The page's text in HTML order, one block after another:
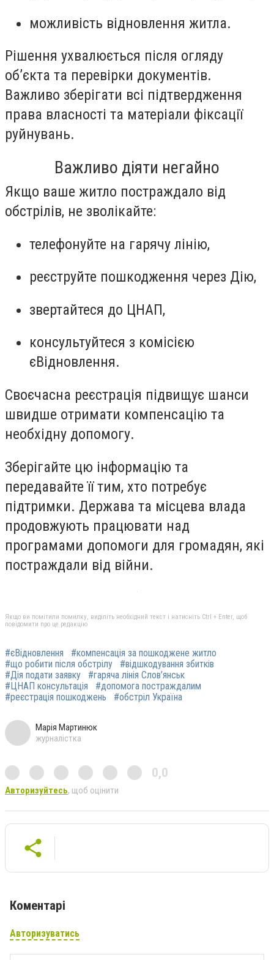
можливість відновлення житла.
Рішення ухвалюється після огляду
об’єкта та перевірки документів.
Важливо зберігати всі підтвердження
права власності та матеріали фіксації
руйнувань.
Важливо діяти негайно
Якщо ваше житло постраждало від
обстрілів, не зволікайте:
телефонуйте на гарячу лінію,
реєструйте пошкодження через Дію,
звертайтеся до ЦНАП,
консультуйтеся з комісією
єВідновлення.
Своєчасна реєстрація підвищує шанси
швидше отримати компенсацію та
необхідну допомогу.
Зберігайте цю інформацію та
передавайте її тим, хто потребує
підтримки. Держава та місцева влада
продовжують працювати над
програмами допомоги для громадян, які
постраждали від війни.
Якщо ви помітили помилку, виділіть необхідний текст і натисніть Ctrl + Enter, щоб
повідомити про це редакцію
#єВідновлення
#компенсація за пошкоджене житло
#що робити після обстрілу
#відшкодування збитків
#Дія подати заявку
#гаряча лінія Слов’янськ
#ЦНАП консультація
#допомога постраждалим
#реєстрація пошкоджень
#обстріл Україна
Марія Мартинюк
журналістка
0,0
Авторизуйтесь, щоб оцінити
Коментарі
Авторизуватись